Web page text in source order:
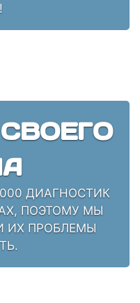
ДИАГНОСТИК
ПОЭТОМУ МЫ
ИХ ПРОБЛЕМЫ